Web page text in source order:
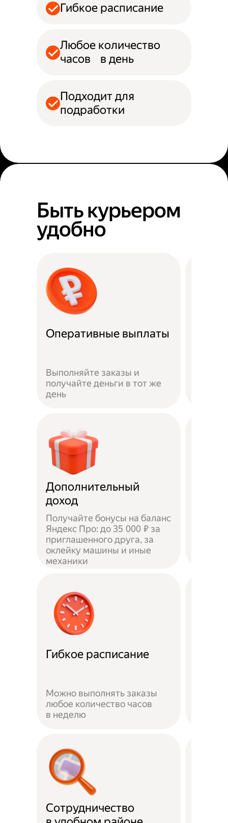
Гибкое расписание
Любое количество
часов в день
Подходит для
подработки
Быть курьером
удобно
Оперативные выплаты
Выполняйте заказы и
получайте деньги в тот же
день
Дополнительный
доход
Получайте бонусы на баланс
Яндекс Про: до 35 000 ₽ за
приглашенного друга, за
оклейку машины и иные
механики
Гибкое расписание
Можно выполнять заказы
любое количество часов
в неделю
Сотрудничество